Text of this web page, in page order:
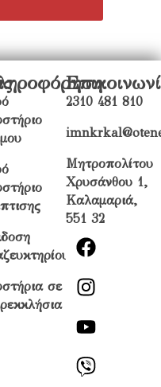
σε
2310 481 810
Μητροπολίτου
Χρυσάνθου 1,
Καλαμαριά,
551 32